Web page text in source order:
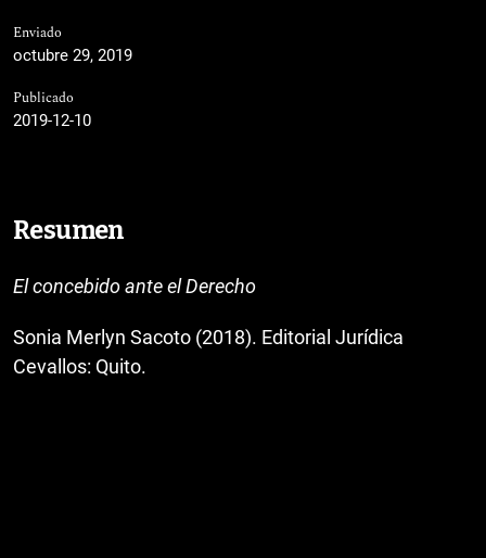
Enviado
octubre 29, 2019
Publicado
2019-12-10
Resumen
El concebido ante el Derecho
Sonia Merlyn Sacoto (2018). Editorial Jurídica
Cevallos: Quito.